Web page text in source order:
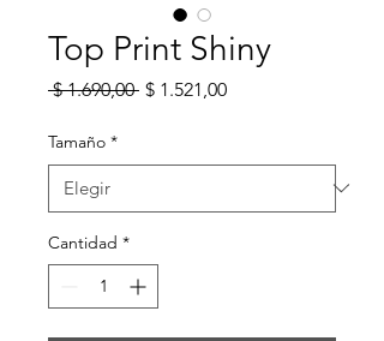
Top Print Shiny
$ 1.690,00 Precio
$ 1.521,00Precio
Tamaño *
Cantidad *